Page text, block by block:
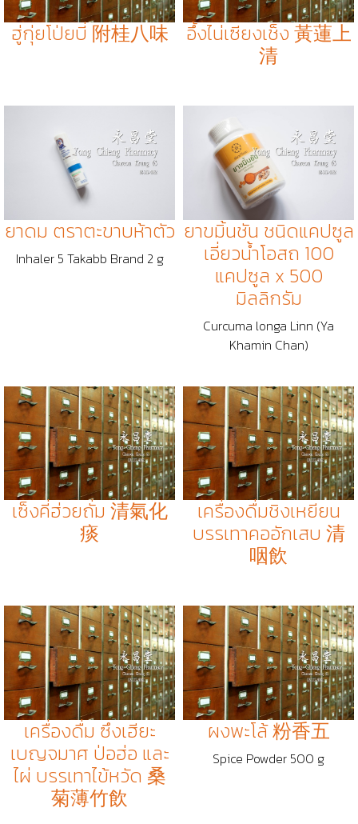
ฮู่กุ่ยโป่ยบี่ 附桂八味
อึ้งไน่เซียงเช็ง 黃蓮上
清
ยาดม ตราตะขาบห้าตัว
Inhaler 5 Takabb Brand 2 g
ยาขมิ้นชัน ชนิดแคปซูล
เอี่ยวน้ำโอสถ 100
แคปซูล x 500
มิลลิกรัม
Curcuma longa Linn (Ya
Khamin Chan)
เซ็งคี่ฮ่วยถั่ม 清氣化
痰
เครื่องดื่มชิงเหยียน
บรรเทาคออักเสบ 清
咽飲
เครื่องดื่ม ซึงเฮียะ
เบญจมาศ ป่อฮ่อ และ
ไผ่ บรรเทาไข้หวัด 桑
菊薄竹飲
ผงพะโล้ 粉香五
Spice Powder 500 g